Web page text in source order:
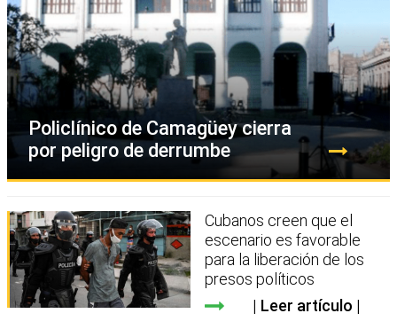
Policlínico de Camagüey cierra
por peligro de derrumbe
Cubanos creen que el
escenario es favorable
para la liberación de los
presos políticos
Leer artículo